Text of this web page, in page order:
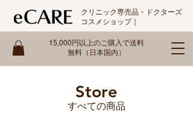
15,000円以上のご購入で送料
無料（日本国内）
クリニック専売品・ドクターズ
コスメショップ｜
​Store
​すべての商品